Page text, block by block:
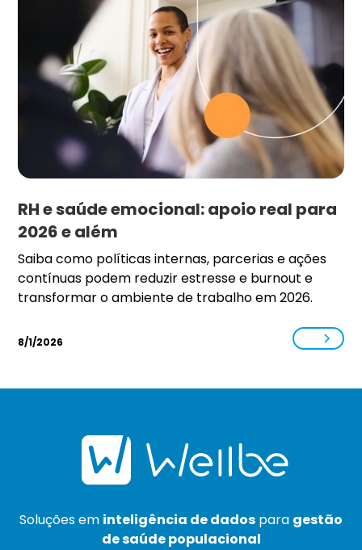
RH e saúde emocional: apoio real para
2026 e além
Saiba como políticas internas, parcerias e ações
contínuas podem reduzir estresse e burnout e
transformar o ambiente de trabalho em 2026.
8/1/2026
Soluções em inteligência de dados para gestão
de saúde populacional